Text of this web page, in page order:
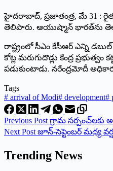
హైదరాబాద్‌, ‌ప్రజాతంత్ర, మే 31 :
తెలిపారు. ఆయుష్మాన్‌ ‌భారత్‌ను
రాష్ట్రంలో సీఎం కేసీఆర్‌ ఎన్ని
కోట్ల మరుగుదొడ్లు కేంద్ర
పడుకుంటాడు. నరేంద్రమోదీ
Tags
# arrival of Modi# development#
Previous Post ‌గ్రామ సర్పంచ్‌లకు
Next Post జూన్‌-‌సెప్టెంబర్‌ ‌మధ్య
Trending News